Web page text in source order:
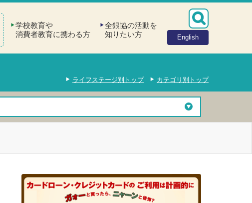
English
学校教育や
消費者教育に携わる方
全銀協の活動を
知りたい方
ライフステージ別トップ カテゴリ別トップ